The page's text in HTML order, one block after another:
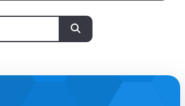
Kurse suchen